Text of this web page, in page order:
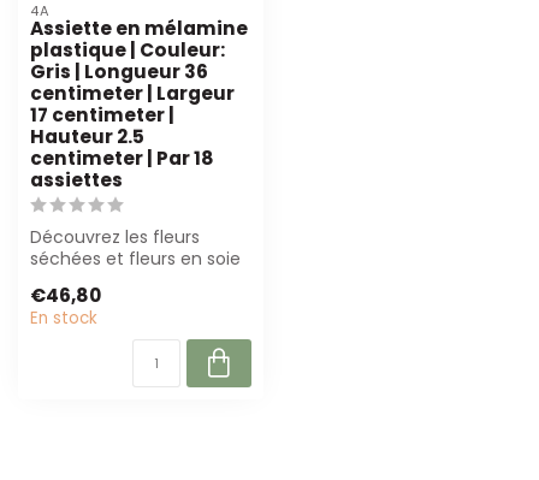
4A
Assiette en mélamine
plastique | Couleur:
Gris | Longueur 36
centimeter | Largeur
17 centimeter |
Hauteur 2.5
centimeter | Par 18
assiettes
Découvrez les fleurs
séchées et fleurs en soie
Flowers B...
€46,80
En stock